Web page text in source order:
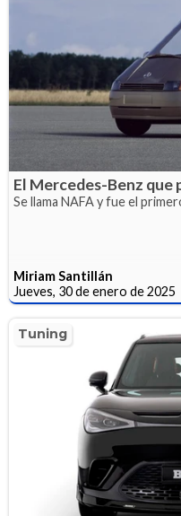
El Mercedes-Benz
Se llama NAFA y fue el
Miriam Santillán
Jueves, 30 de enero de 2025
Tuning